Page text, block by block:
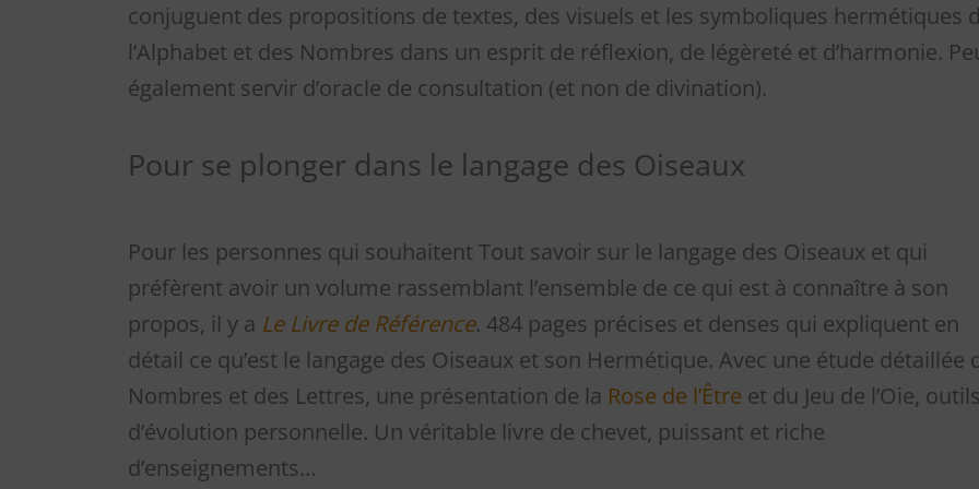
conjuguent des propositions de textes, des visuels et les symboliques hermétiques
l’Alphabet et des Nombres dans un esprit de réflexion, de légèreté et d’harmonie.
également servir d’oracle de consultation (et non de divination).
Pour se plonger dans le langage des Oiseaux
Pour les personnes qui souhaitent Tout savoir sur le langage des Oiseaux et qui
préfèrent avoir un volume rassemblant l’ensemble de ce qui est à connaître à son
propos, il y a Le Livre de Référence. 484 pages précises et denses qui expliquent en
détail ce qu’est le langage des Oiseaux et son Hermétique. Avec une étude détaillée
Nombres et des Lettres, une présentation de la Rose de l’Être et du Jeu de l’Oie, outils
d’évolution personnelle. Un véritable livre de chevet, puissant et riche
d’enseignements…